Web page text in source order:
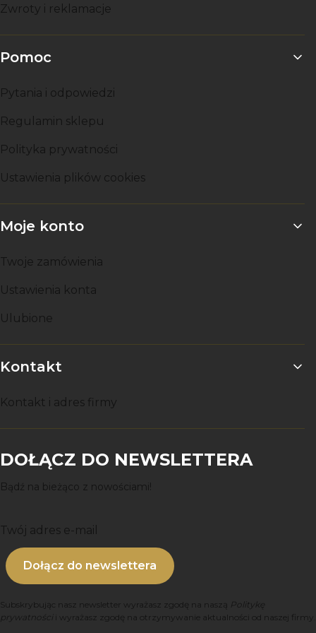
Zwroty i reklamacje
Pomoc
Pytania i odpowiedzi
Regulamin sklepu
Polityka prywatności
Ustawienia plików cookies
Moje konto
Twoje zamówienia
Ustawienia konta
Ulubione
Kontakt
Kontakt i adres firmy
DOŁĄCZ DO NEWSLETTERA
Bądź na bieżąco z nowościami!
Twój adres e-mail
Dołącz do newslettera
Subskrybując nasz newsletter wyrażasz zgodę na naszą Politykę
prywatności
i wyrażasz zgodę na otrzymywanie aktualności od naszej firmy.